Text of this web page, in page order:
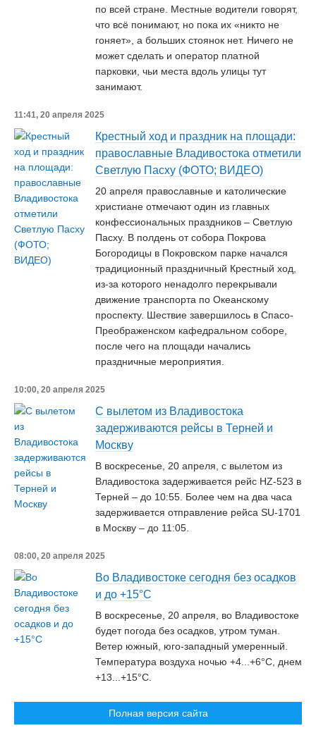
по всей стране. Местные водители говорят,
что всё понимают, но пока их «никто не
гоняет», а больших стоянок нет. Ничего не
может сделать и оператор платной
парковки, чьи места вдоль улицы тут
занимают.
11:41, 20 апреля 2025
Крестный ход и праздник на площади:
православные Владивостока отметили
Светлую Пасху (ФОТО; ВИДЕО)
20 апреля православные и католические
христиане отмечают один из главных
конфессиональных праздников – Светлую
Пасху. В полдень от собора Покрова
Богородицы в Покровском парке начался
традиционный праздничный Крестный ход,
из-за которого ненадолго перекрывали
движение транспорта по Океанскому
проспекту. Шествие завершилось в Спасо-
Преображенском кафедральном соборе,
после чего на площади начались
праздничные мероприятия.
10:00, 20 апреля 2025
С вылетом из Владивостока
задерживаются рейсы в Терней и
Москву
В воскресенье, 20 апреля, с вылетом из
Владивостока задерживается рейс HZ-523 в
Терней – до 10:55. Более чем на два часа
задерживается отправление рейса SU-1701
в Москву – до 11:05.
08:00, 20 апреля 2025
Во Владивостоке сегодня без осадков
и до +15°C
В воскресенье, 20 апреля, во Владивостоке
будет погода без осадков, утром туман.
Ветер южный, юго-западный умеренный.
Температура воздуха ночью +4...+6°C, днем
+13...+15°C.
Полная версия сайта